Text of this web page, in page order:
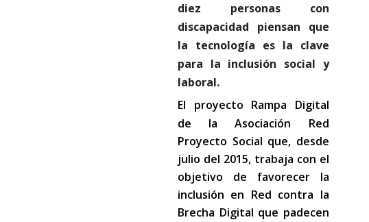
diez personas con
discapacidad piensan que
la tecnología es la clave
para la inclusión social y
laboral.
El proyecto Rampa Digital
de la Asociación Red
Proyecto Social que, desde
julio del 2015, trabaja con el
objetivo de favorecer la
inclusión en Red contra la
Brecha Digital que padecen